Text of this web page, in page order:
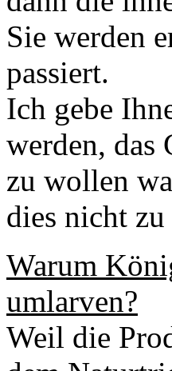
Sie werden
passiert.
Ich gebe
werden, das
zu wollen
dies nicht zu
Warum
umlarven?
Weil die